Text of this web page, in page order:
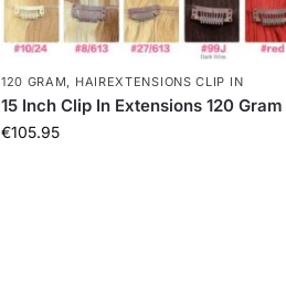
120 GRAM HAIREXTENSIONS CLIP IN
15 Inch Clip In Extensions 120 Gram
€105.95